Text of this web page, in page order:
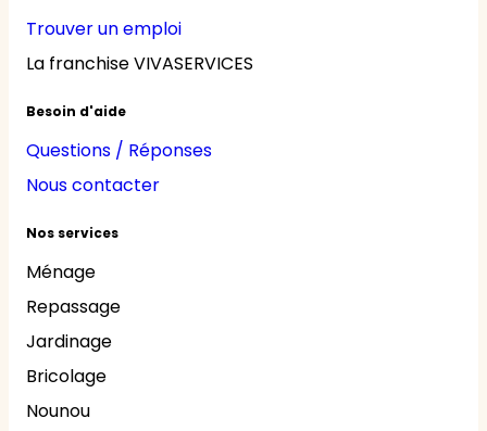
Trouver un emploi
La franchise VIVASERVICES
Besoin d'aide
Questions / Réponses
Nous contacter
Nos services
Ménage
Repassage
Jardinage
Bricolage
Nounou